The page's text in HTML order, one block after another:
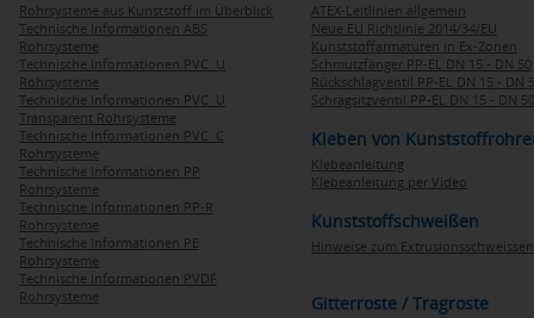
Rohrsysteme aus Kunststoff im Überblick
Technische Informationen ABS
Rohrsysteme
Technische Informationen PVC U
Rohrsysteme
Technische Informationen PVC U
Transparent Rohrsysteme
Technische Informationen PVC C
Rohrsysteme
Technische Informationen PP
Rohrsysteme
Technische Informationen PP-R
Rohrsysteme
Technische Informationen PE
Rohrsysteme
Technische Informationen PVDF
Rohrsysteme
ATEX-Leitlinien allgemein
Neue EU Richtlinie 2014/34/EU
Kunststoffarmaturen in Ex-Zonen
Schmutzfänger PP-EL DN 15 - DN 50
Rückschlagventil PP-EL DN 15 - DN
Schrägsitzventil PP-EL DN 15 - DN 50
Kleben von
Klebeanleitung
Klebeanleitung per Video
Kunststoffschweißen
Hinweise zum Extrusionsschweissen
Gitterroste / Tragroste